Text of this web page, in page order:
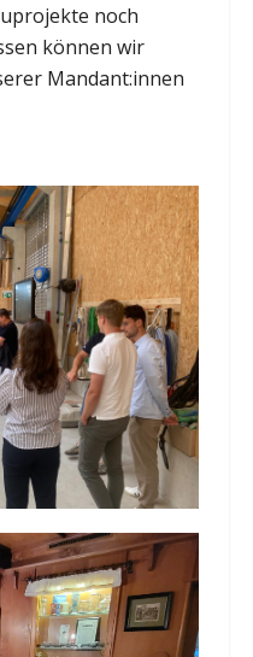
noch
können wir
Mandant:innen